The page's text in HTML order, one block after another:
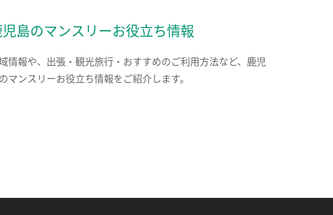
島のマンスリーお役立ち情報
情報や、出張・観光旅行・おすすめのご利用方法など、鹿児
マンスリーお役立ち情報をご紹介します。